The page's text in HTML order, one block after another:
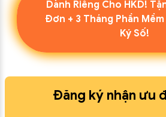
Dành Riêng Cho HKD!
Đơn + 3 Tháng Phần Mềm
Ký Số!
Đăng ký nhận ưu